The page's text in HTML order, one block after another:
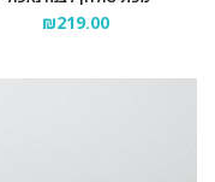
₪219.00